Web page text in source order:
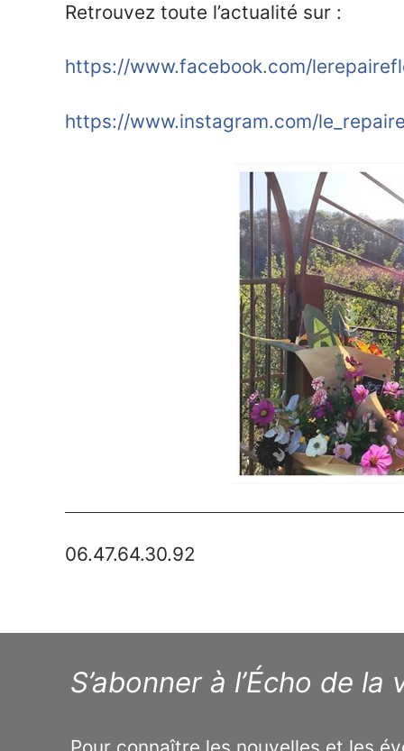
Retrouvez toute l’actualité sur :
https://www.facebook.com/
https://www.instagram.com/
06.47.64.30.92
S’abonner à l’Écho de la